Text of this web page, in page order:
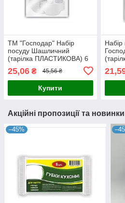
ТМ "Господар" Набір
посуду Шашличний
(тарілка ПЛАСТИКОВА) 6
25,06 ₴ 45,56 ₴
Купити
Акційні пропозиції та новинки
–45%